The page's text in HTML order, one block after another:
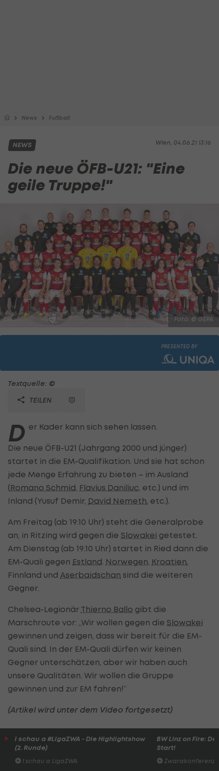
News Fußball
Wien, 04.06.21 13:16
NEWS
Die neue ÖFB-U21: "Eine
geile Truppe!"
Foto: © GEPA
PRESENTED BY
Textquelle: ©
TEILEN
D er Kader kann sich sehen lassen.
Die neue ÖFB-U21 (Jahrgang 2000 und jünger)
startet in die EM-Qualifikation. Und sie hat schon
jede Menge Erfahrung zu bieten – im Ausland
(Romano Schmid Flavius Daniliuc , etc.) und im
Inland (Yusuf Demir, David Nemeth , etc.).
Am Freitag (ab 19:10 Uhr) steht die Generalprobe
an, in Ritzing wird gegen die Slowakei getestet.
Am Dienstag (ab 19:10 Uhr) startet in Ried dann die
EM-Quali gegen Estland Norwegen Kroatien
Finnland und Aserbaidschan sind die weiteren
Gegner.
Chelsea-Legionär Thierno Ballo gibt die
Marschroute vor: „Wir wollen gegen die Slowakei
gewinnen und zeigen, dass wir bereit für die EM-
Quali sind. In der EM-Quali dürfen wir keinen
Gegner unterschätzen, aber wir haben auch
unsere Qualitäten. Wir wollen die Gruppe
gewinnen und zur EM fahren!“
(Artikel wird unter dem Video fortgesetzt)
I schau a #LigaZWA - Die Highlightshow
(2. Runde)
I schau a LigaZWA
BW Linz on Fire:
Start!
Zwarakonferenz